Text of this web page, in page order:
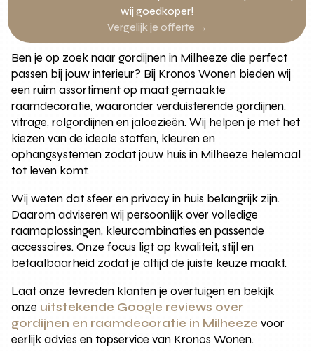
wij goedkoper!
Vergelijk je offerte →
Ben je op zoek naar gordijnen in Milheeze die perfect
passen bij jouw interieur? Bij Kronos Wonen bieden wij
een ruim assortiment op maat gemaakte
raamdecoratie, waaronder verduisterende gordijnen,
vitrage, rolgordijnen en jaloezieën. Wij helpen je met het
kiezen van de ideale stoffen, kleuren en
ophangsystemen zodat jouw huis in Milheeze helemaal
tot leven komt.
Wij weten dat sfeer en privacy in huis belangrijk zijn.
Daarom adviseren wij persoonlijk over volledige
raamoplossingen, kleurcombinaties en passende
accessoires. Onze focus ligt op kwaliteit, stijl en
betaalbaarheid zodat je altijd de juiste keuze maakt.
Laat onze tevreden klanten je overtuigen en bekijk
onze uitstekende Google reviews over
gordijnen en raamdecoratie in Milheeze voor
eerlijk advies en topservice van Kronos Wonen.